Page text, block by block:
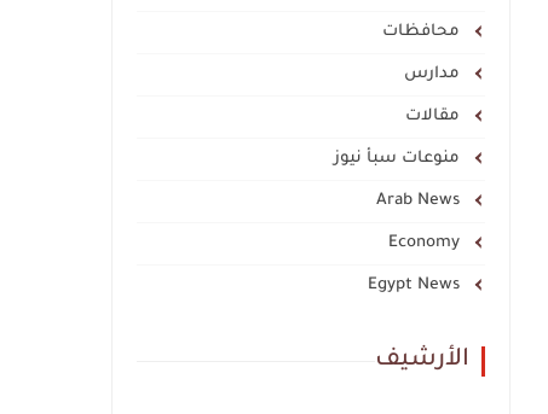
محافظات
مدارس
مقالات
منوعات سبأ نيوز
Arab News
Economy
Egypt News
الأرشيف